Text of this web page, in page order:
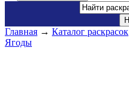
Главная → Каталог раскрасок
Ягоды